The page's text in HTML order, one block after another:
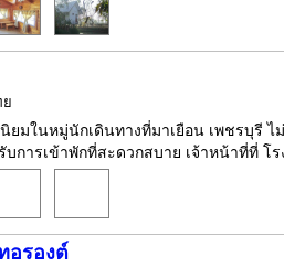
มในหมู่นักเดินทางที่มาเยือน เพชรบุรี
การเข้าพักที่สะดวกสบาย เจ้าหน้าที่ที่
อรองต์